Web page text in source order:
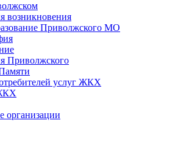
возникновения
Приволжского МО
Приволжского
услуг ЖКХ
организации